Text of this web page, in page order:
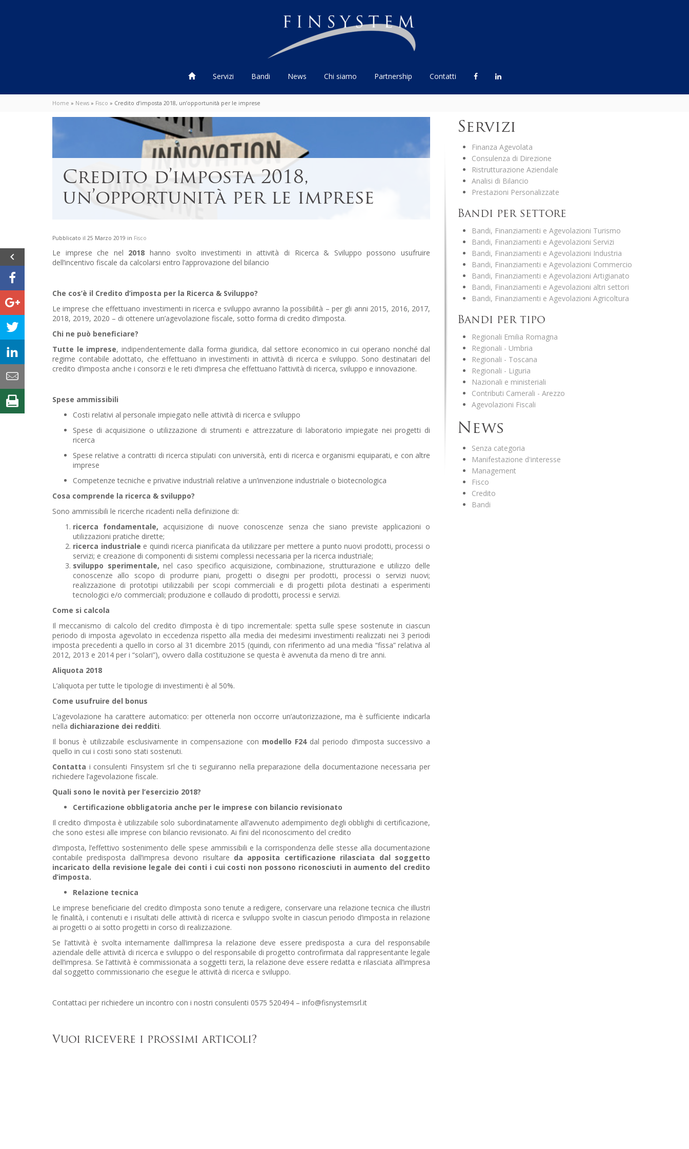
Servizi Bandi News Chi siamo Partnership Contatti
Home » News » Fisco » Credito d’imposta 2018, un’opportunità per le imprese
Credito d’imposta 2018,
un’opportunità per le imprese
Pubblicato il 25 Marzo 2019 in Fisco
Le imprese che nel 2018 hanno svolto investimenti in attività di Ricerca & Sviluppo possono usufruire
dell’incentivo fiscale da calcolarsi entro l’approvazione del bilancio
Che cos’è il Credito d’imposta per la Ricerca & Sviluppo?
Le imprese che effettuano investimenti in ricerca e sviluppo avranno la possibilità – per gli anni 2015, 2016, 2017,
2018, 2019, 2020 – di ottenere un’agevolazione fiscale, sotto forma di credito d’imposta.
Chi ne può beneficiare?
Tutte le imprese, indipendentemente dalla forma giuridica, dal settore economico in cui operano nonché dal
regime contabile adottato, che effettuano in investimenti in attività di ricerca e sviluppo. Sono destinatari del
credito d’imposta anche i consorzi e le reti d’impresa che effettuano l’attività di ricerca, sviluppo e innovazione.
Spese ammissibili
Costi relativi al personale impiegato nelle attività di ricerca e sviluppo
Spese di acquisizione o utilizzazione di strumenti e attrezzature di laboratorio impiegate nei progetti di
ricerca
Spese relative a contratti di ricerca stipulati con università, enti di ricerca e organismi equiparati, e con altre
imprese
Competenze tecniche e privative industriali relative a un’invenzione industriale o biotecnologica
Cosa comprende la ricerca & sviluppo?
Sono ammissibili le ricerche ricadenti nella definizione di:
ricerca fondamentale, acquisizione di nuove conoscenze senza che siano previste applicazioni o
utilizzazioni pratiche dirette;
ricerca industriale e quindi ricerca pianificata da utilizzare per mettere a punto nuovi prodotti, processi o
servizi; e creazione di componenti di sistemi complessi necessaria per la ricerca industriale;
sviluppo sperimentale, nel caso specifico acquisizione, combinazione, strutturazione e utilizzo delle
conoscenze allo scopo di produrre piani, progetti o disegni per prodotti, processi o servizi nuovi;
realizzazione di prototipi utilizzabili per scopi commerciali e di progetti pilota destinati a esperimenti
tecnologici e/o commerciali; produzione e collaudo di prodotti, processi e servizi.
Come si calcola
Il meccanismo di calcolo del credito d’imposta è di tipo incrementale: spetta sulle spese sostenute in ciascun
periodo di imposta agevolato in eccedenza rispetto alla media dei medesimi investimenti realizzati nei 3 periodi
imposta precedenti a quello in corso al 31 dicembre 2015 (quindi, con riferimento ad una media “fissa” relativa al
2012, 2013 e 2014 per i “solari”), ovvero dalla costituzione se questa è avvenuta da meno di tre anni.
Aliquota 2018
L’aliquota per tutte le tipologie di investimenti è al 50%.
Come usufruire del bonus
L’agevolazione ha carattere automatico: per ottenerla non occorre un’autorizzazione, ma è sufficiente indicarla
nella dichiarazione dei redditi.
Il bonus è utilizzabile esclusivamente in compensazione con modello F24dal periodo d’imposta successivo a
quello in cui i costi sono stati sostenuti.
Contatta i consulenti Finsystem srl che ti seguiranno nella preparazione della documentazione necessaria per
richiedere l’agevolazione fiscale.
Quali sono le novità per l’esercizio 2018?
Certificazione obbligatoria anche per le imprese con bilancio revisionato
Il credito d’imposta è utilizzabile solo subordinatamente all’avvenuto adempimento degli obblighi di certificazione,
che sono estesi alle imprese con bilancio revisionato. Ai fini del riconoscimento del credito
d’imposta, l’effettivo sostenimento delle spese ammissibili e la corrispondenza delle stesse alla documentazione
contabile predisposta dall’impresa devono risultare da apposita certificazione rilasciata dal soggetto
incaricato della revisione legale dei conti i cui costi non possono riconosciuti in aumento del credito
d’imposta.
Relazione tecnica
Le imprese beneficiarie del credito d’imposta sono tenute a redigere, conservare una relazione tecnica che illustri
le finalità, i contenuti e i risultati delle attività di ricerca e sviluppo svolte in ciascun periodo d’imposta in relazione
ai progetti o ai sotto progetti in corso di realizzazione.
Se l’attività è svolta internamente dall’impresa la relazione deve essere predisposta a cura del responsabile
aziendale delle attività di ricerca e sviluppo o del responsabile di progetto controfirmata dal rappresentante legale
dell’impresa. Se l’attività è commissionata a soggetti terzi, la relazione deve essere redatta e rilasciata all’impresa
dal soggetto commissionario che esegue le attività di ricerca e sviluppo.
Contattaci per richiedere un incontro con i nostri consulenti 0575 520494 – info@fisnystemsrl.it
Vuoi ricevere i prossimi articoli?
Servizi
Finanza Agevolata
Consulenza di Direzione
Ristrutturazione Aziendale
Analisi di Bilancio
Prestazioni Personalizzate
Bandi per settore
Bandi, Finanziamenti e Agevolazioni Turismo
Bandi, Finanziamenti e Agevolazioni Servizi
Bandi, Finanziamenti e Agevolazioni Industria
Bandi, Finanziamenti e Agevolazioni Commercio
Bandi, Finanziamenti e Agevolazioni Artigianato
Bandi, Finanziamenti e Agevolazioni altri settori
Bandi, Finanziamenti e Agevolazioni Agricoltura
Bandi per tipo
Regionali Emilia Romagna
Regionali - Umbria
Regionali - Toscana
Regionali - Liguria
Nazionali e ministeriali
Contributi Camerali - Arezzo
Agevolazioni Fiscali
News
Senza categoria
Manifestazione d'interesse
Management
Fisco
Credito
Bandi